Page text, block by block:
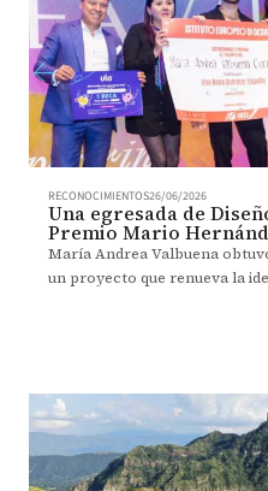
RECONOCIMIENTOS26/06/2026
Una egresada de
Premio Mario
María Andrea Valbuena
un proyecto que renueva la